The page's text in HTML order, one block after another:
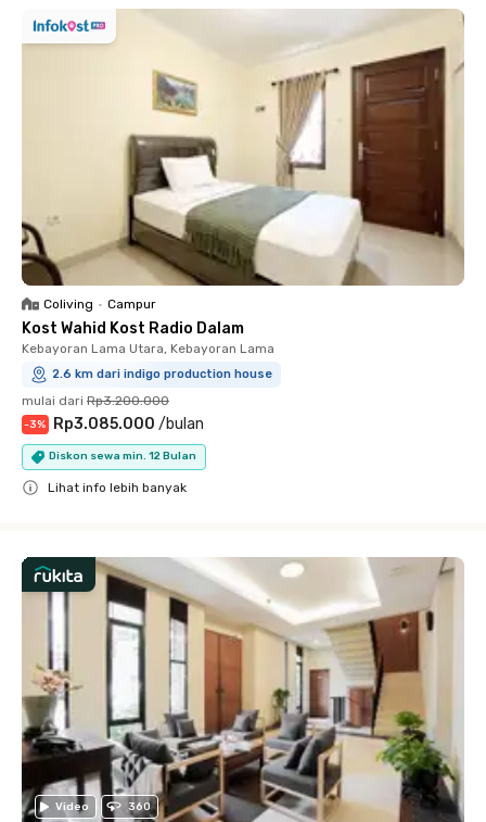
Coliving • Campur
Kost Wahid Kost Radio Dalam
Kebayoran Lama Utara, Kebayoran Lama
2.6 km dari indigo production house
mulai dari Rp3.200.000
-3% Rp3.085.000 /bulan
Diskon sewa min. 12 Bulan
Lihat info lebih banyak
Video 360